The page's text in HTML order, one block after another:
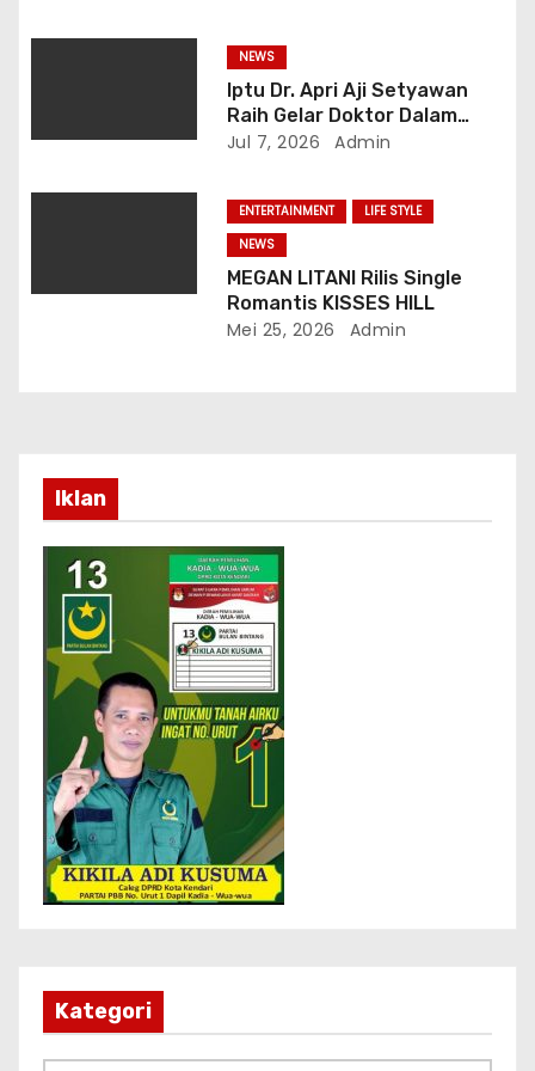
NEWS
Iptu Dr. Apri Aji Setyawan
Raih Gelar Doktor Dalam
Sidang Terbuka Promosi
Jul 7, 2026 Admin
ENTERTAINMENT
LIFE STYLE
NEWS
MEGAN LITANI Rilis Single
Romantis KISSES HILL
Mei 25, 2026 Admin
Iklan
Kategori